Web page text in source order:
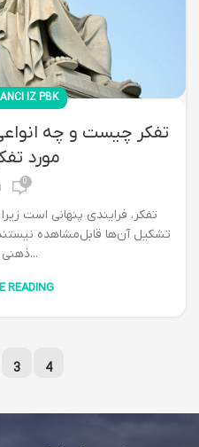
IZ PBK
تفکر چیست و چه
مورد
0
تفکر، فرایندی پنهانی است
تشکیل آن‌ها قابل‌مشاهده
ذهنی و بازنم...
READING
3 4